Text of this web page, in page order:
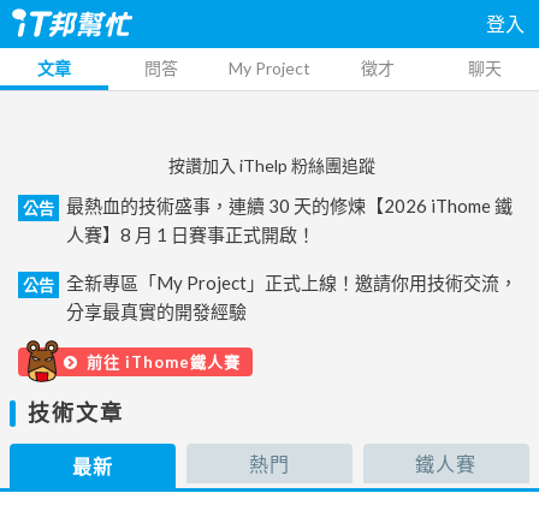
登入
文章 問答 My Project 徵才 聊天
按讚加入 iThelp 粉絲團追蹤
公告
最熱血的技術盛事，連續 30 天的修煉【2026 iThome 鐵
人賽】8 月 1 日賽事正式開啟！
公告
全新專區「My Project」正式上線！邀請你用技術交流，
分享最真實的開發經驗
前往 iThome鐵人賽
技術文章
最新 熱門 鐵人賽